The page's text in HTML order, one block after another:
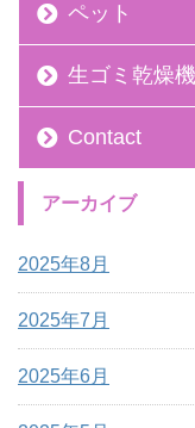
ペット
生ゴミ乾燥機
Contact
アーカイブ
2025年8月
2025年7月
2025年6月